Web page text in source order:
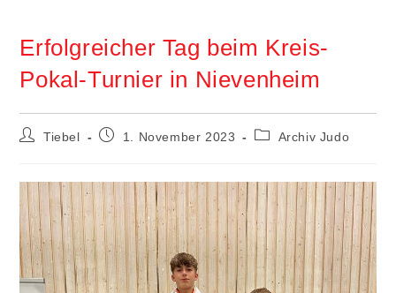
Erfolgreicher Tag beim Kreis-
Pokal-Turnier in Nievenheim
Tiebel 1. November 2023 Archiv Judo